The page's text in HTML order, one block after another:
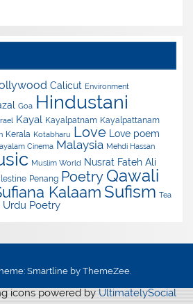
Calicut Environment
Goa Hindustani
Kayal Kayalpatnam Kayalpattanam
Kerala Kotabharu Love Love poem
Cinema Malaysia Mehdi Hassan
Muslim World Nusrat Fateh Ali
Penang Poetry Qawali
Kalaam Sufism Tea
Urdu Poetry
Smartline by ThemeZee.
icons powered by UltimatelySocial